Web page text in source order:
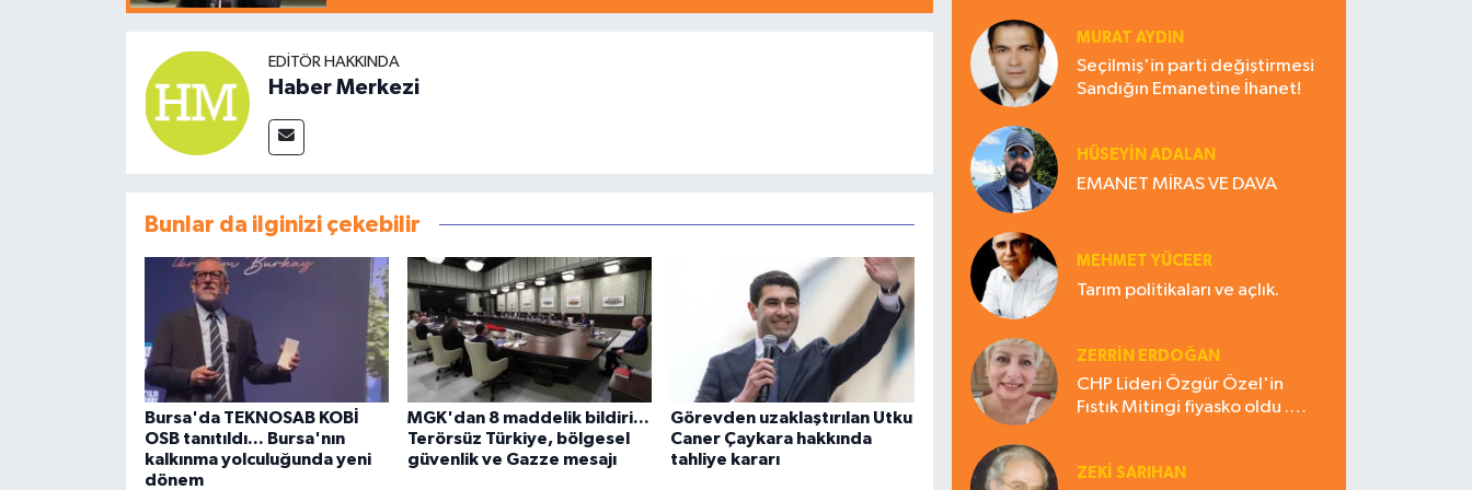
EDITÖR HAKKINDA
Haber Merkezi
Bunlar da ilginizi çekebilir
Bursa'da TEKNOSAB KOBİ
OSB tanıtıldı... Bursa'nın
kalkınma yolculuğunda yeni
dönem
MGK'dan 8 maddelik bildiri...
Terörsüz Türkiye, bölgesel
güvenlik ve Gazze mesajı
Görevden uzaklaştırılan Utku
Caner Çaykara hakkında
tahliye kararı
MURAT AYDIN
Seçilmiş'in parti değiştirmesi
Sandığın Emanetine İhanet!
HÜSEYIN ADALAN
EMANET MİRAS VE DAVA
MEHMET YÜCEER
Tarım politikaları ve açlık.
ZERRIN ERDOĞAN
CHP Lideri Özgür Özel'in
Fıstık Mitingi fiyasko oldu .
ZEKI SARIHAN